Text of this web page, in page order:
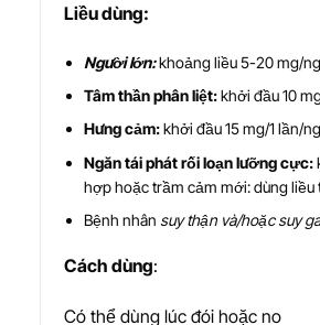
Liều dùng:
Người lớn:khoảng liều 5-20 mg/
Tâm thần phân liệt:khởi đầu 10
Hưng cảm:khởi đầu 15 mg/1 lần/
Ngăn tái phát rối loạn lưỡng cực:
hợp hoặc trầm cảm mới: dùng liều
Bệnh nhân suy thận và/hoặc suy
Cách dùng:
Có thể dùng lúc đói hoặc no